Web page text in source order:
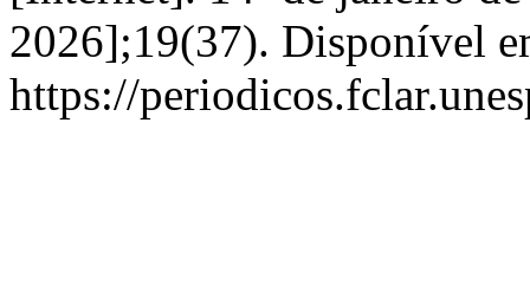
2026];19(37). Disponível
https://